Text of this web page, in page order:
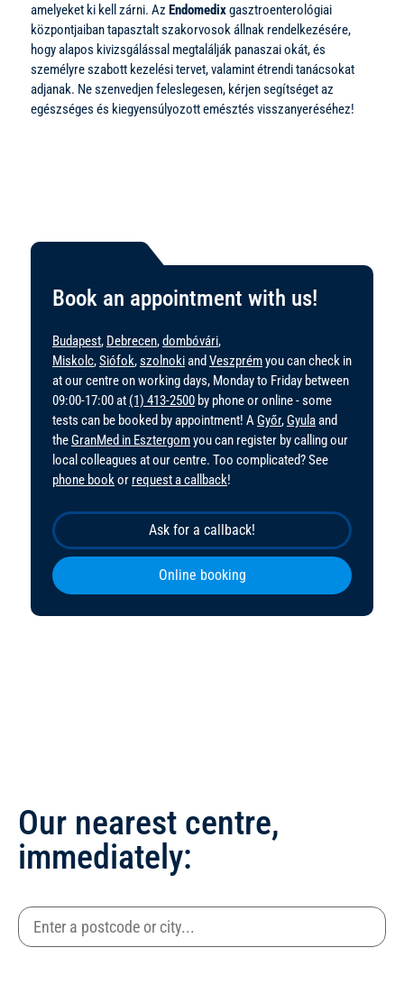
amelyeket ki kell zárni. Az Endomedixgasztroenterológiai
központjaiban tapasztalt szakorvosok állnak rendelkezésére,
hogy alapos kivizsgálással megtalálják panaszai okát, és
személyre szabott kezelési tervet, valamint étrendi tanácsokat
adjanak. Ne szenvedjen feleslegesen, kérjen segítséget az
egészséges és kiegyensúlyozott emésztés visszanyeréséhez!
Book an appointment with us!
Budapest, Debrecen,dombóvári,
Miskolc,Siófok,szolnokiand Veszprémyou can check in
at our centre on working days, Monday to Friday between
09:00-17:00 at (1) 413-2500 by phone or online - some
tests can be booked by appointment! A Győr,Gyulaand
theGranMed in Esztergomyou can register by calling our
local colleagues at our centre. Too complicated? See
phone book or request a callback!
Ask for a callback!
Online booking
Our nearest centre,
immediately: